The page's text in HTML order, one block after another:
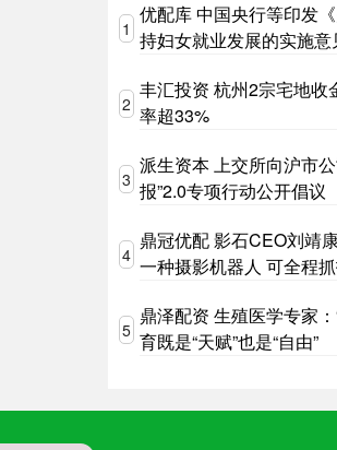
1
优配库 中国央行等印发
持妇女就业发展的实施意
2
丰汇投资 杭州2宗宅地收
率超33%
3
派生资本 上交所向沪市
报”2.0专项行动公开倡议
4
鼎冠优配 影石CEO刘靖
一种摄影机器人 可全程
5
鼎泽配资 生殖医学专家
育既是“天赋”也是“自由”